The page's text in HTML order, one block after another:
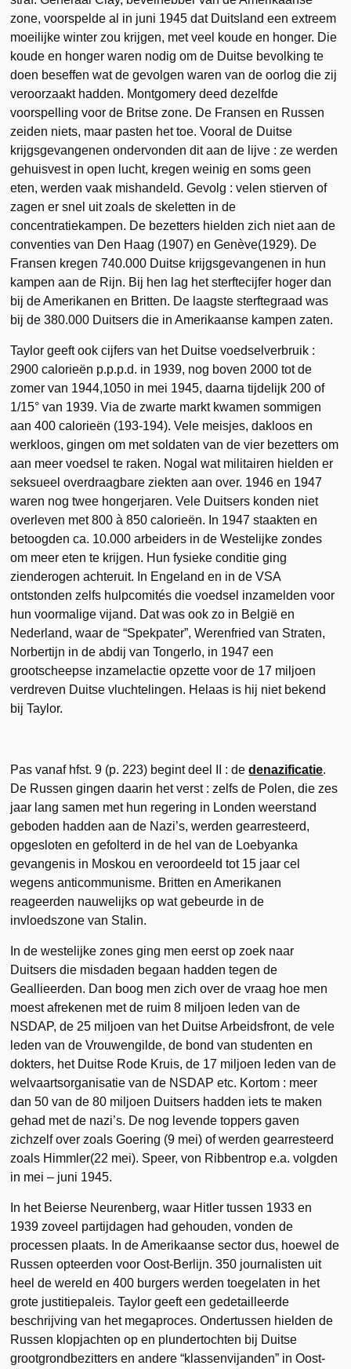
zone, voorspelde al in juni 1945 dat Duitsland een extreem
moeilijke winter zou krijgen, met veel koude en honger. Die
koude en honger waren nodig om de Duitse bevolking te
doen beseffen wat de gevolgen waren van de oorlog die zij
veroorzaakt hadden. Montgomery deed dezelfde
voorspelling voor de Britse zone. De Fransen en Russen
zeiden niets, maar pasten het toe. Vooral de Duitse
krijgsgevangenen ondervonden dit aan de lijve : ze werden
gehuisvest in open lucht, kregen weinig en soms geen
eten, werden vaak mishandeld. Gevolg : velen stierven of
zagen er snel uit zoals de skeletten in de
concentratiekampen. De bezetters hielden zich niet aan de
conventies van Den Haag (1907) en Genève(1929). De
Fransen kregen 740.000 Duitse krijgsgevangenen in hun
kampen aan de Rijn. Bij hen lag het sterftecijfer hoger dan
bij de Amerikanen en Britten. De laagste sterftegraad was
bij de 380.000 Duitsers die in Amerikaanse kampen zaten.
Taylor geeft ook cijfers van het Duitse voedselverbruik :
2900 calorieën p.p.p.d. in 1939, nog boven 2000 tot de
zomer van 1944,1050 in mei 1945, daarna tijdelijk 200 of
1/15° van 1939. Via de zwarte markt kwamen sommigen
aan 400 calorieën (193-194). Vele meisjes, dakloos en
werkloos, gingen om met soldaten van de vier bezetters om
aan meer voedsel te raken. Nogal wat militairen hielden er
seksueel overdraagbare ziekten aan over. 1946 en 1947
waren nog twee hongerjaren. Vele Duitsers konden niet
overleven met 800 à 850 calorieën. In 1947 staakten en
betoogden ca. 10.000 arbeiders in de Westelijke zondes
om meer eten te krijgen. Hun fysieke conditie ging
zienderogen achteruit. In Engeland en in de VSA
ontstonden zelfs hulpcomités die voedsel inzamelden voor
hun voormalige vijand. Dat was ook zo in België en
Nederland, waar de “Spekpater”, Werenfried van Straten,
Norbertijn in de abdij van Tongerlo, in 1947 een
grootscheepse inzamelactie opzette voor de 17 miljoen
verdreven Duitse vluchtelingen. Helaas is hij niet bekend
bij Taylor.
Pas vanaf hfst. 9 (p. 223) begint deel II : dedenazificatie.
De Russen gingen daarin het verst : zelfs de Polen, die zes
jaar lang samen met hun regering in Londen weerstand
geboden hadden aan de Nazi’s, werden gearresteerd,
opgesloten en gefolterd in de hel van de Loebyanka
gevangenis in Moskou en veroordeeld tot 15 jaar cel
wegens anticommunisme. Britten en Amerikanen
reageerden nauwelijks op wat gebeurde in de
invloedszone van Stalin.
In de westelijke zones ging men eerst op zoek naar
Duitsers die misdaden begaan hadden tegen de
Geallieerden. Dan boog men zich over de vraag hoe men
moest afrekenen met de ruim 8 miljoen leden van de
NSDAP, de 25 miljoen van het Duitse Arbeidsfront, de vele
leden van de Vrouwengilde, de bond van studenten en
dokters, het Duitse Rode Kruis, de 17 miljoen leden van de
welvaartsorganisatie van de NSDAP etc. Kortom : meer
dan 50 van de 80 miljoen Duitsers hadden iets te maken
gehad met de nazi’s. De nog levende toppers gaven
zichzelf over zoals Goering (9 mei) of werden gearresteerd
zoals Himmler(22 mei). Speer, von Ribbentrop e.a. volgden
in mei – juni 1945.
In het Beierse Neurenberg, waar Hitler tussen 1933 en
1939 zoveel partijdagen had gehouden, vonden de
processen plaats. In de Amerikaanse sector dus, hoewel de
Russen opteerden voor Oost-Berlijn. 350 journalisten uit
heel de wereld en 400 burgers werden toegelaten in het
grote justitiepaleis. Taylor geeft een gedetailleerde
beschrijving van het megaproces. Ondertussen hielden de
Russen klopjachten op en plundertochten bij Duitse
grootgrondbezitters en andere “klassenvijanden” in Oost-